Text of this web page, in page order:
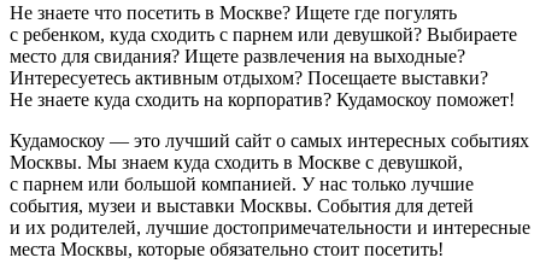
Не знаете что посетить в Москве? Ищете где погулять
с ребенком, куда сходить с парнем или девушкой? Выбираете
место для свидания? Ищете развлечения на выходные?
Интересуетесь активным отдыхом? Посещаете выставки?
Не знаете куда сходить на корпоратив? Кудамоскоу поможет!
Кудамоскоу — это лучший сайт о самых интересных событиях
Москвы. Мы знаем куда сходить в Москве с девушкой,
с парнем или большой компанией. У нас только лучшие
события, музеи и выставки Москвы. События для детей
и их родителей, лучшие достопримечательности и интересные
места Москвы, которые обязательно стоит посетить!